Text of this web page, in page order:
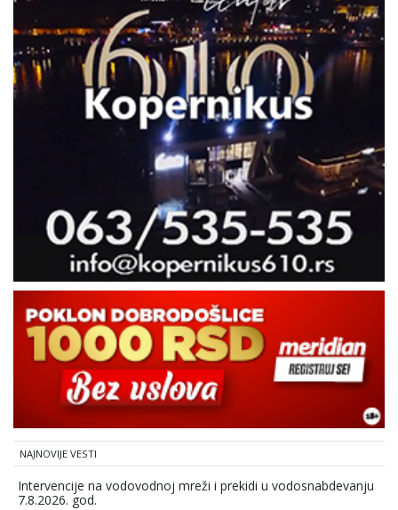
NAJNOVIJE VESTI
Intervencije na vodovodnoj mreži i prekidi u vodosnabdevanju
7.8.2026. god.